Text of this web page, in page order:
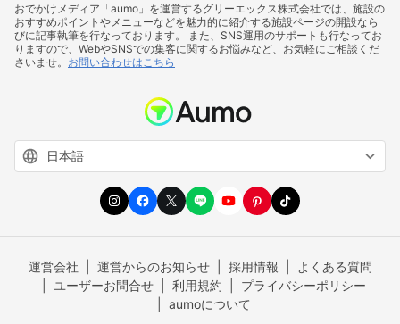
おでかけメディア「aumo」を運営するグリーエックス株式会社では、施設の
おすすめポイントやメニューなどを魅力的に紹介する施設ページの開設なら
びに記事執筆を行なっております。 また、SNS運用のサポートも行なってお
りますので、WebやSNSでの集客に関するお悩みなど、お気軽にご相談くだ
さいませ。 お問い合わせはこちら
運営会社 運営からのお知らせ 採用情報
よくある質問
ユーザーお問合せ
利用規約
プライバシーポリシー
aumoについて